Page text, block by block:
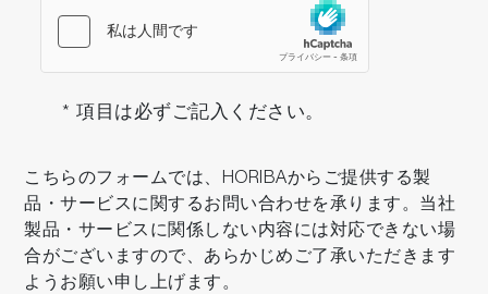
* 項目は必ずご記入ください。
こちらのフォームでは、HORIBAからご提供する製
品・サービスに関するお問い合わせを承ります。当社
製品・サービスに関係しない内容には対応できない場
合がございますので、あらかじめご了承いただきます
ようお願い申し上げます。